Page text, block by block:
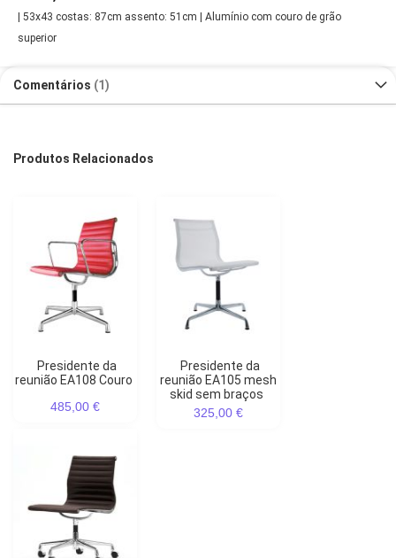
| 53x43 costas: 87cm assento: 51cm | Alumínio com couro de grão
superior
Comentários 1
Produtos Relacionados
Presidente da
reunião EA108 Couro
485,00 €
Presidente da
reunião EA105 mesh
skid sem braços
325,00 €